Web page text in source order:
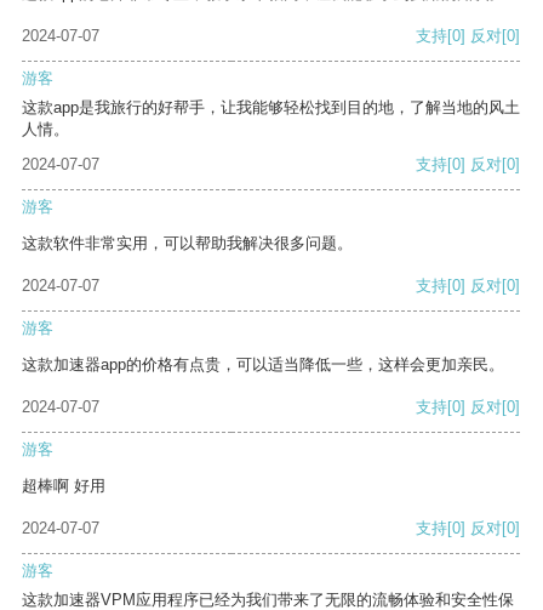
2024-07-07 支持[0] 反对[0]
游客
这款app是我旅行的好帮手，让我能够轻松找到目的地，了解当地的风土
人情。
2024-07-07
支持[0] 反对[0]
游客
这款软件非常实用，可以帮助我解决很多问题。
2024-07-07 支持[0] 反对[0]
游客
这款加速器app的价格有点贵，可以适当降低一些，这样会更加亲民。
2024-07-07 支持[0] 反对[0]
游客
超棒啊 好用
2024-07-07 支持[0] 反对[0]
游客
这款加速器VPM应用程序已经为我们带来了无限的流畅体验和安全性保